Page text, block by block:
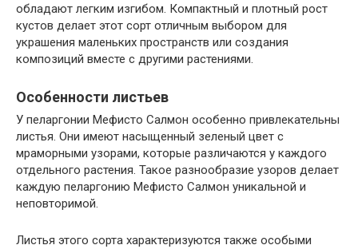
обладают легким изгибом. Компактный и плотный рост
кустов делает этот сорт отличным выбором для
украшения маленьких пространств или создания
композиций вместе с другими растениями.
Особенности листьев
У пеларгонии Мефисто Салмон особенно привлекательны
листья. Они имеют насыщенный зеленый цвет с
мраморными узорами, которые различаются у каждого
отдельного растения. Такое разнообразие узоров делает
каждую пеларгонию Мефисто Салмон уникальной и
неповторимой.
Листья этого сорта характеризуются также особыми